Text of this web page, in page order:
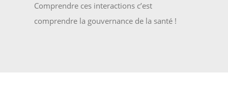
Comprendre ces interactions c’est
comprendre la gouvernance de la santé !